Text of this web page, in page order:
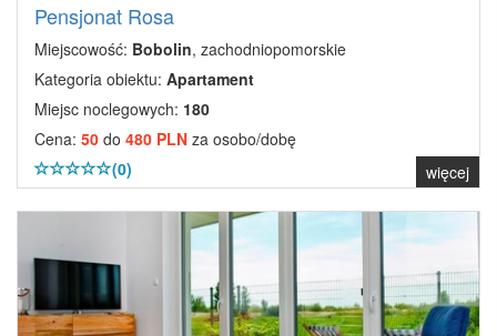
Pensjonat Rosa
Miejscowość: Bobolin, zachodniopomorskie
Kategoria obiektu: Apartament
Miejsc noclegowych: 180
Cena: 50 do 480 PLN za osobo/dobę
(0)
więcej